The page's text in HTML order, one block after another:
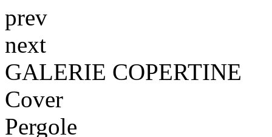
prev
next
GALERIE COPERTINE
Cover
Pergole